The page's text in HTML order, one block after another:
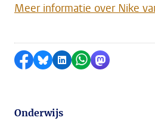
Meer informatie over Nike
Delen op Facebook
Delen via Bluesky
Delen op LinkedIn
Delen via
Delen via
Onderwijs